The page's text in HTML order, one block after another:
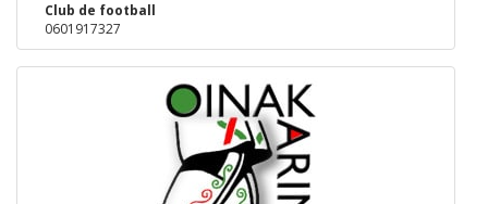
Club de football
0601917327